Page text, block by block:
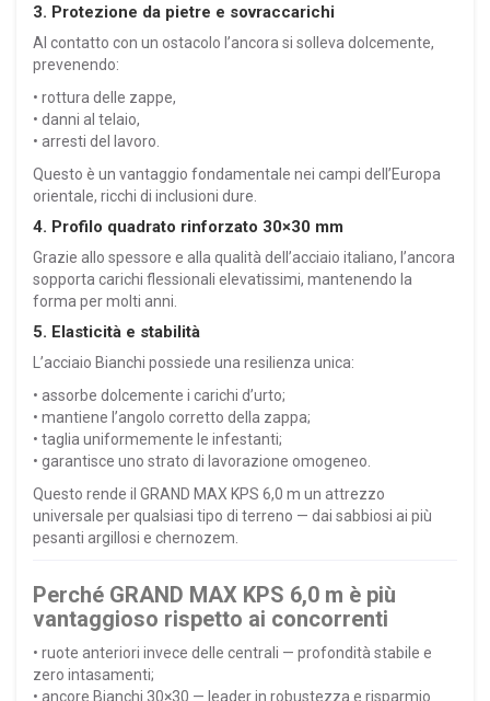
3. Protezione da pietre e sovraccarichi
Al contatto con un ostacolo l’ancora si solleva dolcemente,
prevenendo:
• rottura delle zappe,
• danni al telaio,
• arresti del lavoro.
Questo è un vantaggio fondamentale nei campi dell’Europa
orientale, ricchi di inclusioni dure.
4. Profilo quadrato rinforzato 30×30 mm
Grazie allo spessore e alla qualità dell’acciaio italiano, l’ancora
sopporta carichi flessionali elevatissimi, mantenendo la
forma per molti anni.
5. Elasticità e stabilità
L’acciaio Bianchi possiede una resilienza unica:
• assorbe dolcemente i carichi d’urto;
• mantiene l’angolo corretto della zappa;
• taglia uniformemente le infestanti;
• garantisce uno strato di lavorazione omogeneo.
Questo rende il GRAND MAX KPS 6,0 m un attrezzo
universale per qualsiasi tipo di terreno — dai sabbiosi ai più
pesanti argillosi e chernozem.
Perché GRAND MAX KPS 6,0 m è più
vantaggioso rispetto ai concorrenti
• ruote anteriori invece delle centrali — profondità stabile e
zero intasamenti;
• ancore Bianchi 30×30 — leader in robustezza e risparmio